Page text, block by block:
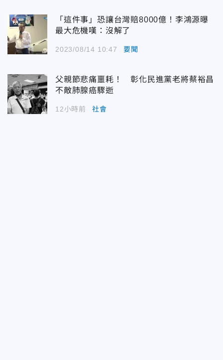
「這件事」恐讓台灣賠8000億！李鴻源曝
最大危機嘆：沒解了
2023/08/14 10:47 要聞
父親節悲痛噩耗！ 彰化民進黨老將蔡裕昌
不敵肺腺癌驟逝
12小時前 社會